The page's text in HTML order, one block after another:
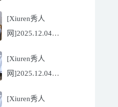
nienie[60P/642.39MB]
[Xiuren秀人
网]2025.12.04
Flora[81P/832.27MB]
[Xiuren秀人
网]2025.12.04
[56P/602.69MB]
[Xiuren秀人